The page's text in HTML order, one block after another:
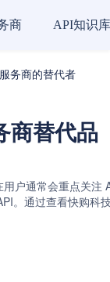
商 API知识库
务商的替代者
商替代品
户通常会重点关
。通过查看快购科